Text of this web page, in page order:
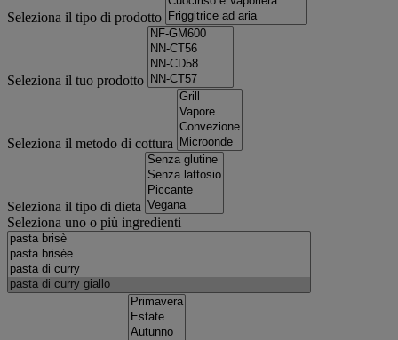
Seleziona il tipo di prodotto
Seleziona il tuo prodotto
Seleziona il metodo di cottura
Seleziona il tipo di dieta
Seleziona uno o più ingredienti